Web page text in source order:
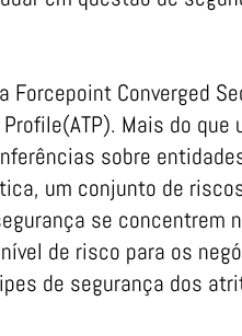
Forcepoint Converged
Mais do
sobre
um conjunto de
se concentrem
de risco para os
de segurança dos